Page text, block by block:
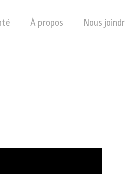
À propos Nous